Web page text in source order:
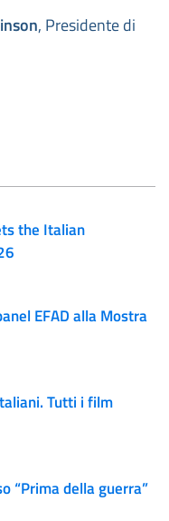
, Presidente di
the Italian
EFAD alla Mostra
Tutti i film
“Prima della guerra”